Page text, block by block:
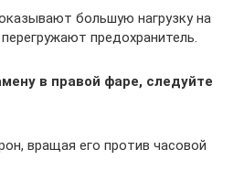
большую нагрузку на
предохранитель.
в правой фаре, следуйте
вращая его против часовой